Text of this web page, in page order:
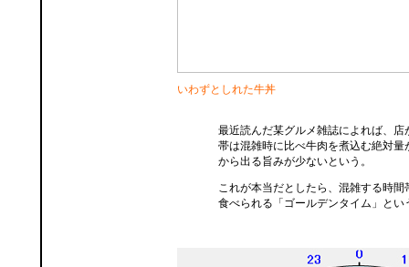
いわずとしれた牛丼
最近読んだ某グルメ雑誌によれば、店
帯は混雑時に比べ牛肉を煮込む絶対量
から出る旨みが少ないという。
これが本当だとしたら、混雑する時間
食べられる「ゴールデンタイム」とい